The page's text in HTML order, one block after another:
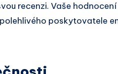
recenzi. Vaše
poskytovatele